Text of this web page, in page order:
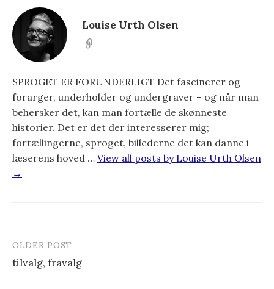
Louise Urth Olsen
SPROGET ER FORUNDERLIGT Det fascinerer og
forarger, underholder og undergraver – og når man
behersker det, kan man fortælle de skønneste
historier. Det er det der interesserer mig;
fortællingerne, sproget, billederne det kan danne i
læserens hoved … View all posts by Louise Urth Olsen
→
OLDER POST
tilvalg, fravalg